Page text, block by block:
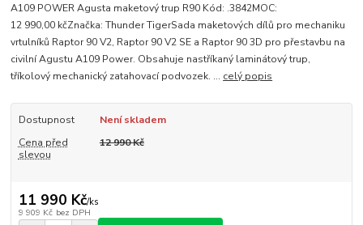
A109 POWER Agusta maketový trup R90 Kód: .3842MOC:
12 990,00 kčZnačka: Thunder TigerSada maketových dílů pro mechaniku
vrtulníků Raptor 90 V2, Raptor 90 V2 SE a Raptor 90 3D pro přestavbu na
civilní Agustu A109 Power. Obsahuje nastříkaný laminátový trup,
tříkolový mechanický zatahovací podvozek. ... celý popis
Dostupnost
Není skladem
Cena před
slevou
12 990 Kč
11 990 Kč/ks
9 909 Kč bez DPH